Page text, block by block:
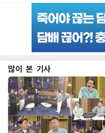
많이 본 기사